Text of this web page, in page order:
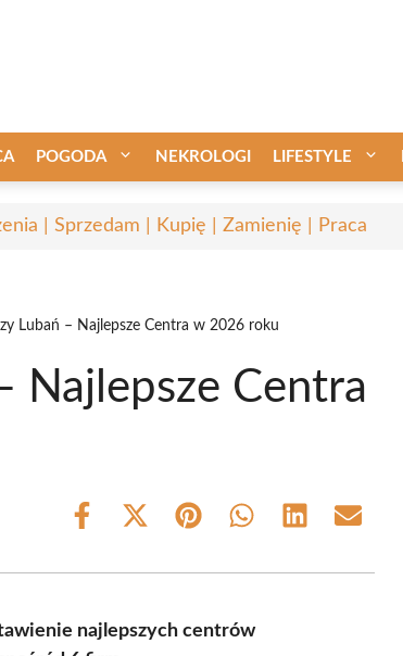
POGODA NEKROLOGI LIFESTYLE
| Sprzedam | Kupię | Zamienię | Praca
Lubań – Najlepsze Centra w 2026 roku
Najlepsze Centra
Share
Share
(Twitter)
Share Share Share Share
najlepszych centrów